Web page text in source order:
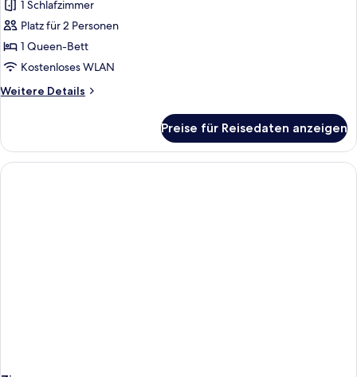
Standard-
Doppelzimmer
anzeigen
1 Schlafzimmer
Platz für 2 Personen
1 Queen-Bett
Kostenloses WLAN
Weitere Details
Weitere
Doppelzimmer
Preise für Reisedaten anzeigen